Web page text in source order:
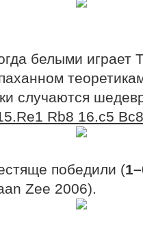
белыми играет
случаются
Rb8 16.c5
победили (
Zee 2006).